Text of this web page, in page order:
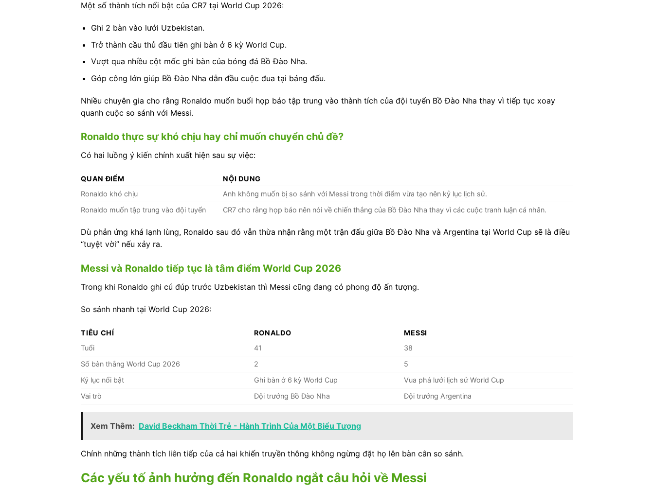
Một số thành tích nổi bật của CR7 tại World Cup 2026:
Ghi 2 bàn vào lưới Uzbekistan.
Trở thành cầu thủ đầu tiên ghi bàn ở 6 kỳ World Cup.
Vượt qua nhiều cột mốc ghi bàn của bóng đá Bồ Đào Nha.
Góp công lớn giúp Bồ Đào Nha dẫn đầu cuộc đua tại bảng đấu.
Nhiều chuyên gia cho rằng Ronaldo muốn buổi họp báo tập trung vào thành tích của đội tuyển Bồ Đào Nha thay vì tiếp tục xoay
quanh cuộc so sánh với Messi.
Ronaldo thực sự khó chịu hay chỉ muốn chuyển chủ đề?
Có hai luồng ý kiến chính xuất hiện sau sự việc:
QUAN ĐIỂM
NỘI DUNG
Ronaldo khó chịu
Anh không muốn bị so sánh với Messi trong thời điểm vừa tạo nên kỷ lục lịch sử.
Ronaldo muốn tập trung vào đội tuyển
CR7 cho rằng họp báo nên nói về chiến thắng của Bồ Đào Nha thay vì các cuộc tranh luận cá nhân.
Dù phản ứng khá lạnh lùng, Ronaldo sau đó vẫn thừa nhận rằng một trận đấu giữa Bồ Đào Nha và Argentina tại World Cup sẽ là điều
“tuyệt vời” nếu xảy ra.
Messi và Ronaldo tiếp tục là tâm điểm World Cup 2026
Trong khi Ronaldo ghi cú đúp trước Uzbekistan thì Messi cũng đang có phong độ ấn tượng.
So sánh nhanh tại World Cup 2026:
TIÊU CHÍ RONALDO
MESSI
Tuổi
41
38
Số bàn thắng World Cup 2026
2
5
Kỷ lục nổi bật
Ghi bàn ở 6 kỳ World Cup
Vua phá lưới lịch sử World Cup
Vai trò
Đội trưởng Bồ Đào Nha Đội trưởng Argentina
Xem Thêm: David Beckham Thời Trẻ - Hành Trình Của Một Biểu Tượng
Chính những thành tích liên tiếp của cả hai khiến truyền thông không ngừng đặt họ lên bàn cân so sánh.
Các yếu tố ảnh hưởng đến Ronaldo ngắt câu hỏi về Messi